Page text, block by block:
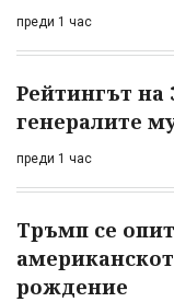
преди 1 час
Рейтингът на
генералите
преди 1 час
Тръмп се
рождение